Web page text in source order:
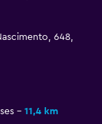
648,
11,4 km